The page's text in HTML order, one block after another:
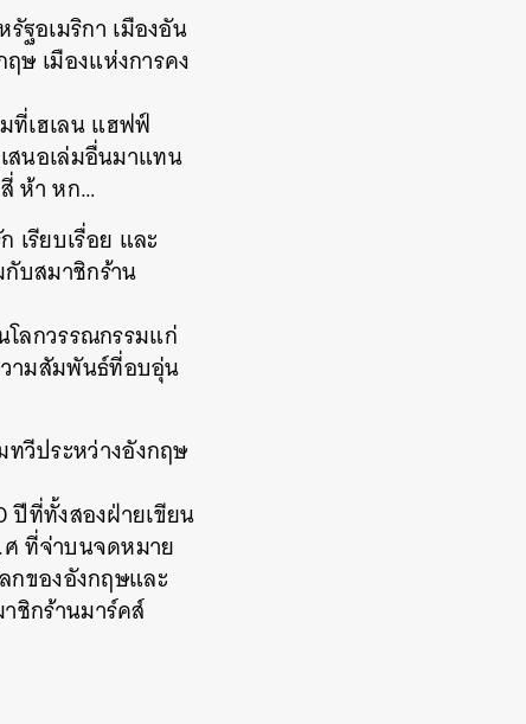
รัฐอเมริกา เมืองอัน
ฤษเมืองแห่งการคง
ที่เฮเลนแฮฟฟ์
สนอเล่มอื่นมาแทน
สี่ห้าหก…
เรียบเรื่อย และ
บสมาชิกร้าน
โลกวรรณกรรมแก่
ามสัมพันธ์ที่อบอุ่น
วีประหว่างอังกฤษ
ปีที่ทั้งสองฝ่ายเขียน
.ศที่จ่าบนจดหมาย
กของอังกฤษและ
ชิกร้านมาร์คส์